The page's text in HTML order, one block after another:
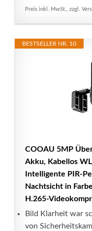
Preis inkl. MwSt., zzgl.
BESTSELLER NR. 10
COOAU 5MP
Akku, Kabellos
Intelligente PIR-
Nachtsicht in
H.265-
Bild Klarheit war
von